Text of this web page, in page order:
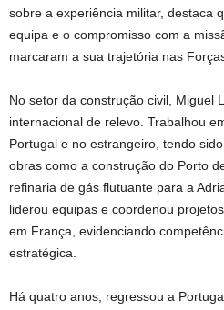
sobre a experiência militar, destaca
equipa e o compromisso com a
marcaram a sua trajetória nas
No setor da construção civil, Miguel
internacional de relevo. Trabalhou
Portugal e no estrangeiro, tendo
obras como a construção do Porto
refinaria de gás flutuante para a
liderou equipas e coordenou
em França, evidenciando
estratégica.
Há quatro anos, regressou a